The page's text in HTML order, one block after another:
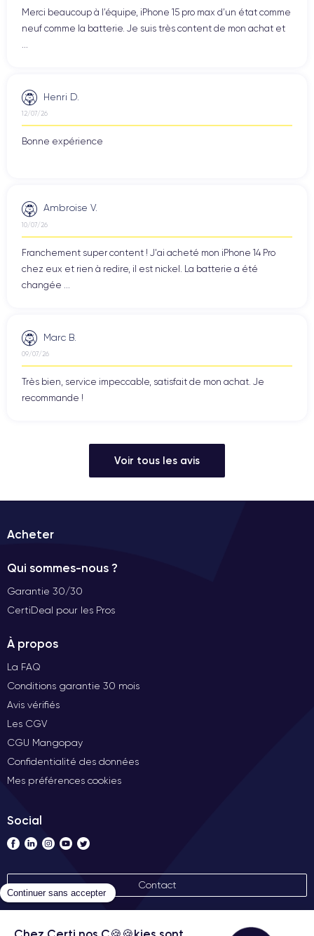
Merci beaucoup à l’équipe, iPhone 15 pro max d’un état comme
neuf comme la batterie. Je suis très content de mon achat et
Henri D.
12/07/26
Bonne expérience
Ambroise V.
10/07/26
Franchement super content ! J'ai acheté mon iPhone 14 Pro
chez eux et rien à redire, il est nickel. La batterie a été
changée ...
Marc B.
09/07/26
Très bien, service impeccable, satisfait de mon achat. Je
recommande !
Voir tous les avis
Acheter
Qui sommes-nous ?
Garantie 30/30
CertiDeal pour les Pros
À propos
La FAQ
Conditions garantie 30 mois
Avis vérifiés
Les CGV
CGU Mangopay
Confidentialité des données
Mes préférences cookies
Social
Contact